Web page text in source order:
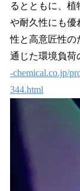
るとともに、
や耐久性にも優
性と高意匠性の
通じた環境負荷
-chemical.co.jp/
344.html